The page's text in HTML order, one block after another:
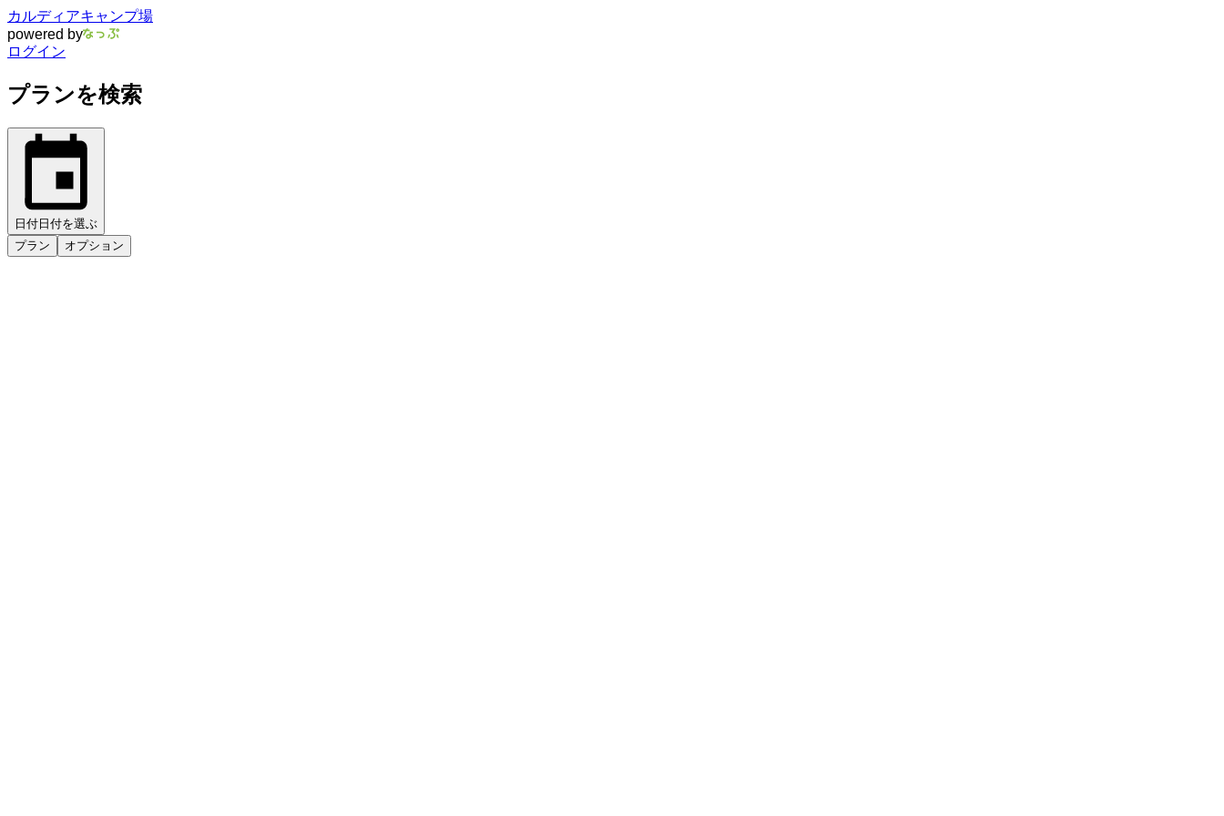
カルディアキャンプ場
powered by
ログイン
プランを検索
日付 日付を選ぶ
プラン
オプション